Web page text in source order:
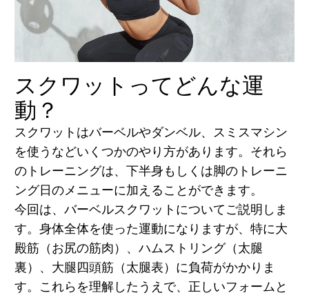
スクワットってどんな運
動？
スクワットはバーベルやダンベル、スミスマシン
を使うなどいくつかのやり方があります。それら
のトレーニングは、下半身もしくは脚のトレーニ
ング日のメニューに加えることができます。
今回は、バーベルスクワットについてご説明しま
す。身体全体を使った運動になりますが、特に大
殿筋（お尻の筋肉）、ハムストリング（太腿
裏）、大腿四頭筋（太腿表）に負荷がかかりま
す。これらを理解したうえで、正しいフォームと